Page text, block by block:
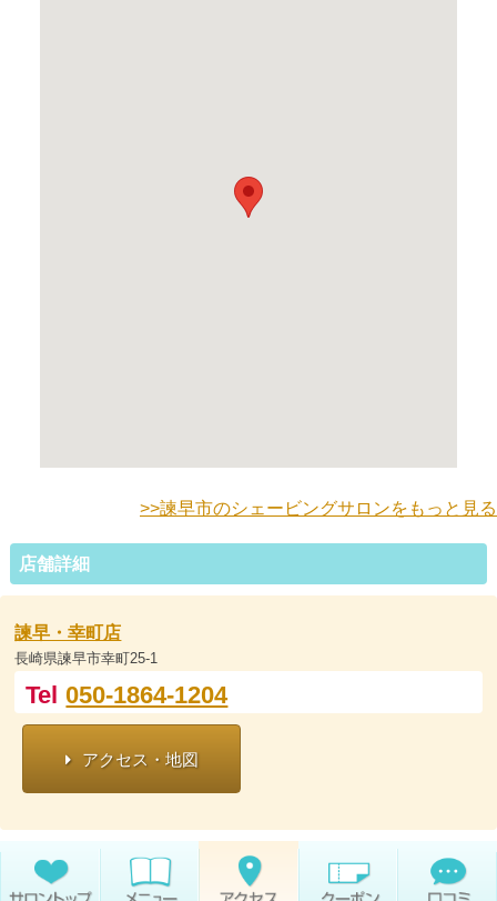
>>諫早市のシェービングサロンをもっと見る
店舗詳細
諫早・幸町店
長崎県諫早市幸町25-1
Tel050-1864-1204
アクセス・地図